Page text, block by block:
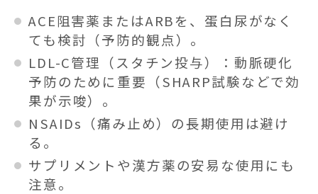
ACE阻害薬またはARBを、蛋白尿がなく
ても検討（予防的観点）。
LDL-C管理（スタチン投与）：動脈硬化
予防のために重要（SHARP試験などで効
果が示唆）。
NSAIDs（痛み止め）の長期使用は避け
る。
サプリメントや漢方薬の安易な使用にも
注意。